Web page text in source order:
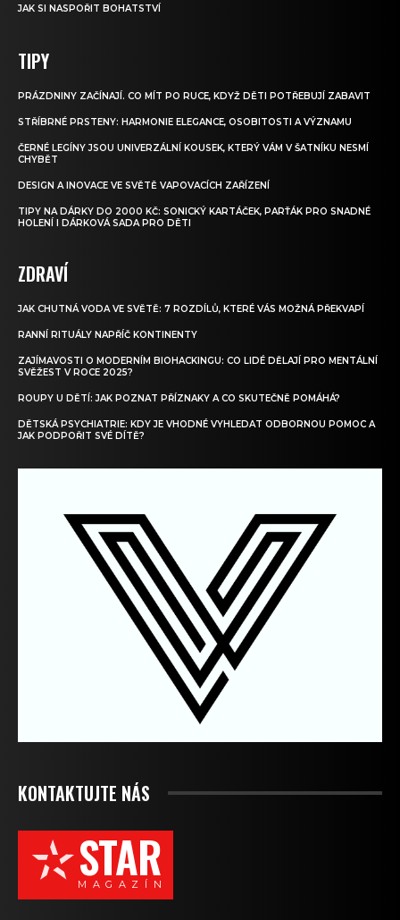
JAK SI NASPOŘIT BOHATSTVÍ
TIPY
PRÁZDNINY ZAČÍNAJÍ. CO MÍT PO RUCE, KDYŽ DĚTI POTŘEBUJÍ ZABAVIT
STŘÍBRNÉ PRSTENY: HARMONIE ELEGANCE, OSOBITOSTI A VÝZNAMU
ČERNÉ LEGÍNY JSOU UNIVERZÁLNÍ KOUSEK, KTERÝ VÁM V ŠATNÍKU NESMÍ
CHYBĚT
DESIGN A INOVACE VE SVĚTĚ VAPOVACÍCH ZAŘÍZENÍ
TIPY NA DÁRKY DO 2000 KČ: SONICKÝ KARTÁČEK, PARŤÁK PRO SNADNÉ
HOLENÍ I DÁRKOVÁ SADA PRO DĚTI
ZDRAVÍ
JAK CHUTNÁ VODA VE SVĚTĚ: 7 ROZDÍLŮ, KTERÉ VÁS MOŽNÁ PŘEKVAPÍ
RANNÍ RITUÁLY NAPŘÍČ KONTINENTY
ZAJÍMAVOSTI O MODERNÍM BIOHACKINGU: CO LIDÉ DĚLAJÍ PRO MENTÁLNÍ
SVĚŽEST V ROCE 2025?
ROUPY U DĚTÍ: JAK POZNAT PŘÍZNAKY A CO SKUTEČNĚ POMÁHÁ?
DĚTSKÁ PSYCHIATRIE: KDY JE VHODNÉ VYHLEDAT ODBORNOU POMOC A
JAK PODPOŘIT SVÉ DÍTĚ?
KONTAKTUJTE NÁS
STAR
M A G A Z Í N